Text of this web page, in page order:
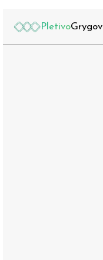
PletivoGrygov